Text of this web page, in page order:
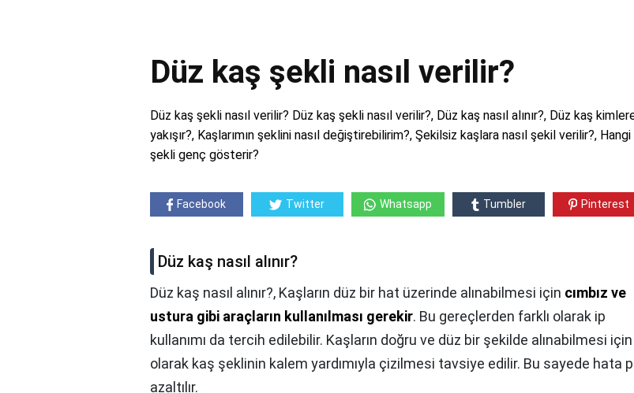
Düz kaş şekli nasıl verilir?
Düz kaş şekli nasıl verilir? Düz kaş şekli nasıl verilir?, Düz kaş nasıl alınır?, Düz kaş
yakışır?, Kaşlarımın şeklini nasıl değiştirebilirim?, Şekilsiz kaşlara nasıl şekil verilir?, Hangi
şekli genç gösterir?
Facebook Twitter Whatsapp Tumbler Pinterest
Düz kaş nasıl alınır?
Düz kaş nasıl alınır?, Kaşların düz bir hat üzerinde alınabilmesi için cımbız ve
ustura gibi araçların kullanılması gerekir. Bu gereçlerden farklı olarak ip
kullanımı da tercih edilebilir. Kaşların doğru ve düz bir şekilde alınabilmesi
olarak kaş şeklinin kalem yardımıyla çizilmesi tavsiye edilir. Bu sayede hata
azaltılır.